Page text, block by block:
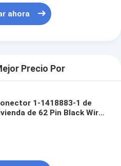
ahora
Precio Por
1-1418883-1 de
de 62 Pin Black Wire